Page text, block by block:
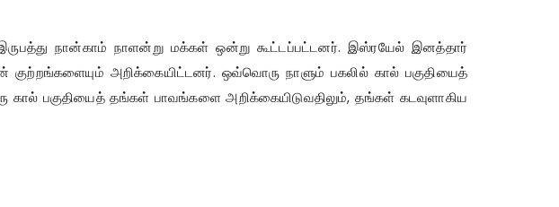
நான்காம் நாளன்று மக்கள் ஒன்று கூட்டப்பட்டனர். இஸ்ரயேல் இனத்தார்
குற்றங்களையும் அறிக்கையிட்டனர். ஒவ்வொரு நாளும் பகலில் கால் பகுதியைத்
கால் பகுதியைத் தங்கள் பாவங்களை அறிக்கையிடுவதிலும், தங்கள் கடவுளாகிய